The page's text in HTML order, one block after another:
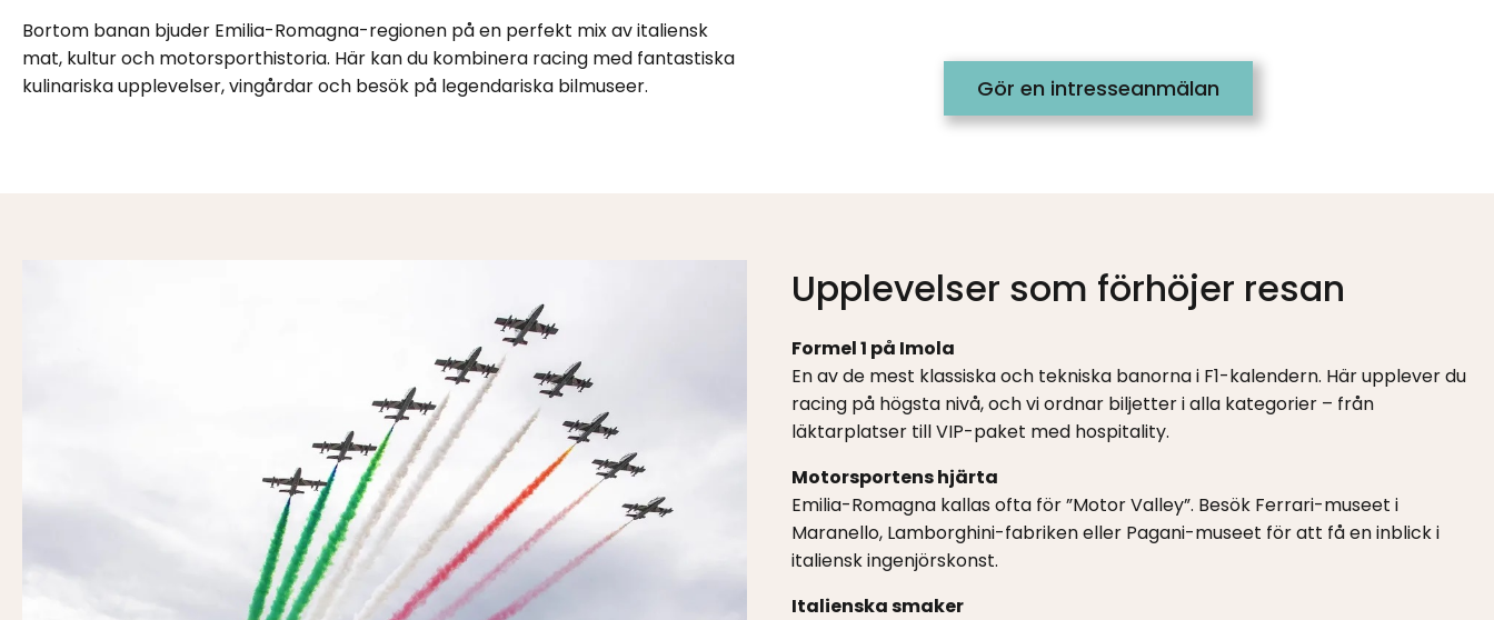
Bortom banan bjuder Emilia-Romagna-regionen på en perfekt mix av italiensk
mat, kultur och motorsporthistoria. Här kan du kombinera racing med fantastiska
kulinariska upplevelser, vingårdar och besök på legendariska bilmuseer.
Gör en intresseanmälan
Upplevelser som förhöjer resan
Formel 1 på Imola
En av de mest klassiska och tekniska banorna i F1-kalendern. Här upplever du
racing på högsta nivå, och vi ordnar biljetter i alla kategorier – från
läktarplatser till VIP-paket med hospitality.
Motorsportens hjärta
Emilia-Romagna kallas ofta för ”Motor Valley”. Besök Ferrari-museet i
Maranello, Lamborghini-fabriken eller Pagani-museet för att få en inblick i
italiensk ingenjörskonst.
Italienska smaker